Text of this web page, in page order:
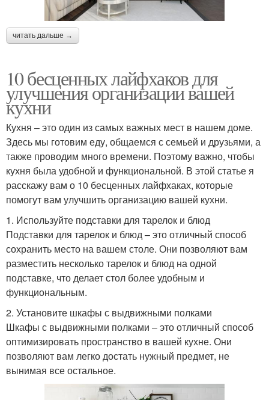
читать дальше →
10 бесценных лайфхаков для
улучшения организации вашей
кухни
Кухня – это один из самых важных мест в нашем доме.
Здесь мы готовим еду, общаемся с семьей и друзьями, а
также проводим много времени. Поэтому важно, чтобы
кухня была удобной и функциональной. В этой статье я
расскажу вам о 10 бесценных лайфхаках, которые
помогут вам улучшить организацию вашей кухни.
1. Используйте подставки для тарелок и блюд
Подставки для тарелок и блюд – это отличный способ
сохранить место на вашем столе. Они позволяют вам
разместить несколько тарелок и блюд на одной
подставке, что делает стол более удобным и
функциональным.
2. Установите шкафы с выдвижными полками
Шкафы с выдвижными полками – это отличный способ
оптимизировать пространство в вашей кухне. Они
позволяют вам легко достать нужный предмет, не
вынимая все остальное.